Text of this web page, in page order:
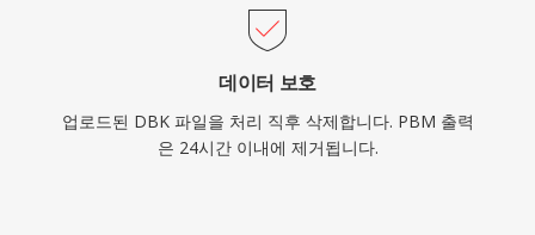
데이터 보호
업로드된 DBK 파일을 처리 직후 삭제합니다. PBM 출력
은 24시간 이내에 제거됩니다.